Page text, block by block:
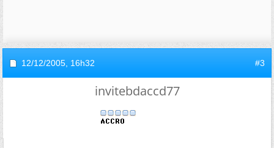
12/12/2005, 16h32 #3
invitebdaccd77